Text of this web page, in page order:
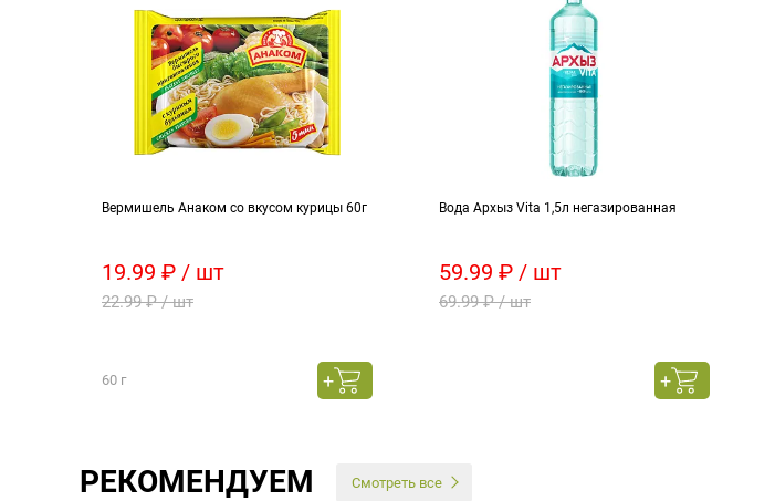
Вермишель Анаком со вкусом курицы 60г
19.99 ₽ / шт
22.99 ₽ / шт
60 г
Вода Архыз Vita 1,5л негазированная
59.99 ₽ / шт
69.99 ₽ / шт
РЕКОМЕНДУЕМ Смотреть все